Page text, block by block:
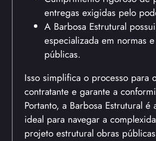
entregas exigidas pelo
A Barbosa Estrutural
especializada em normas
públicas.
Isso simplifica o processo para
contratante e garante a
Portanto, a Barbosa Estrutural é
ideal para navegar a
projeto estrutural obras